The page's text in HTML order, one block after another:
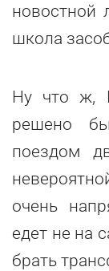
новостной
школа
Ну что ж,
решено
поездом
очень
едет не на
брать